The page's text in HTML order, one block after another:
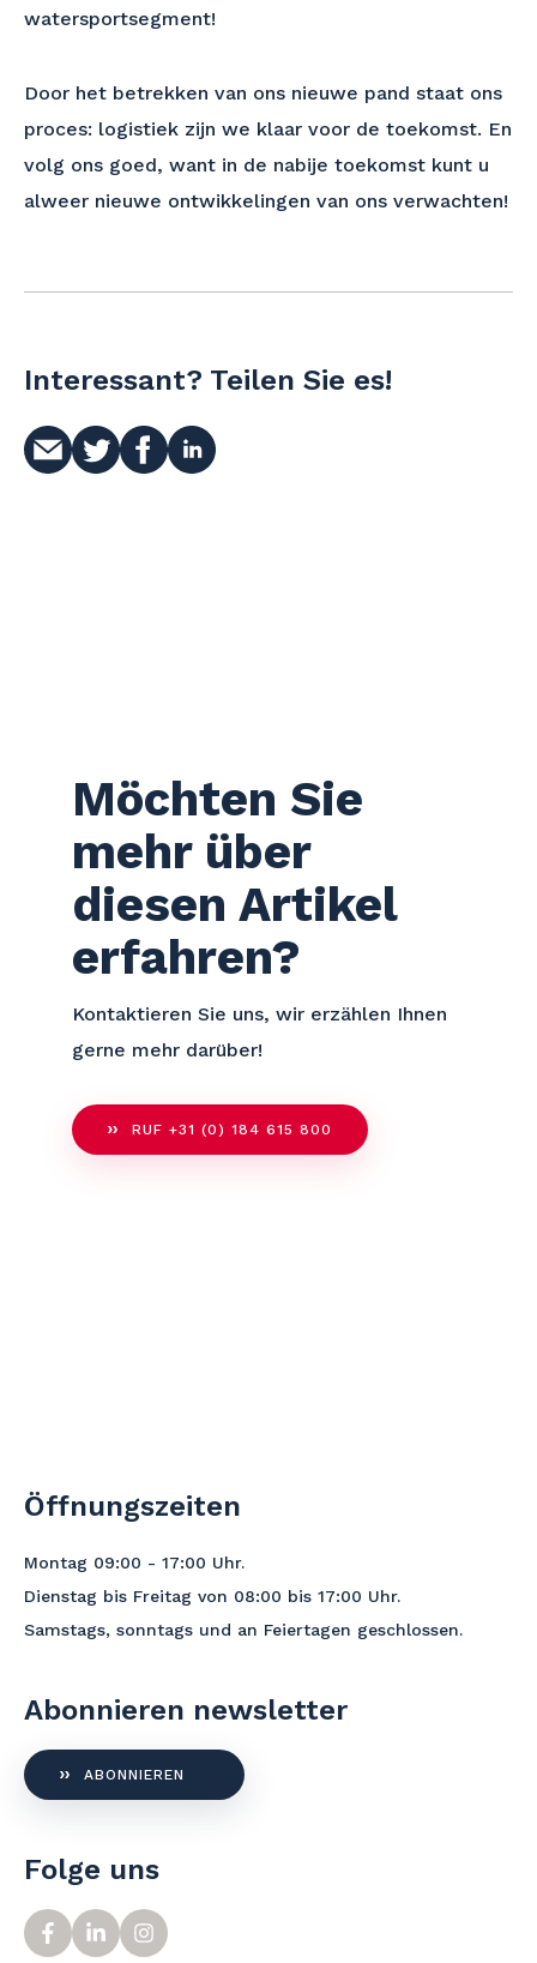
watersportsegment!
Door het betrekken van ons nieuwe pand staat ons
proces: logistiek zijn we klaar voor de toekomst. En
volg ons goed, want in de nabije toekomst kunt u
alweer nieuwe ontwikkelingen van ons verwachten!
Interessant? Teilen Sie es!
Möchten Sie
mehr über
diesen Artikel
erfahren?
Kontaktieren Sie uns, wir erzählen Ihnen
gerne mehr darüber!
RUF +31 (0) 184 615 800
Öffnungszeiten
Montag 09:00 - 17:00 Uhr.
Dienstag bis Freitag von 08:00 bis 17:00 Uhr.
Samstags, sonntags und an Feiertagen geschlossen.
Abonnieren newsletter
ABONNIEREN
Folge uns